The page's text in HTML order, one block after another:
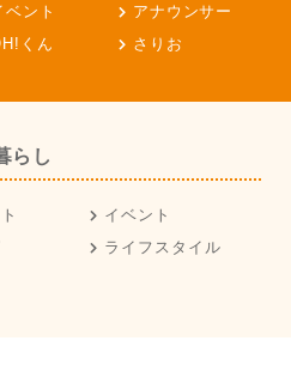
ベント
アナウンサー
くん さりお
らし
イベント
ライフスタイル